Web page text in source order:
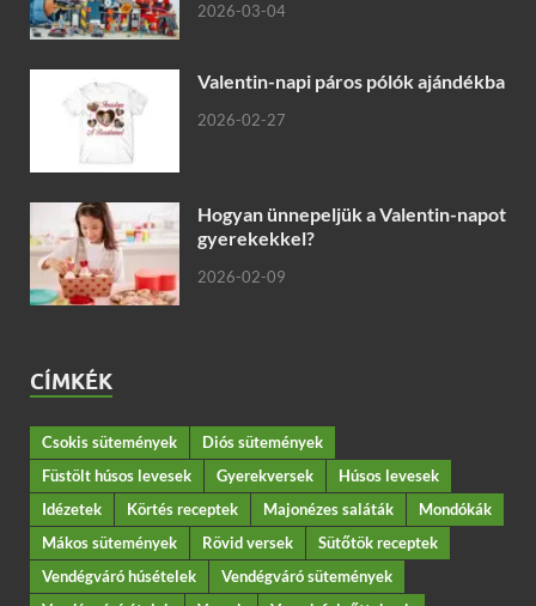
2026-03-04
Valentin-napi páros pólók ajándékba
2026-02-27
Hogyan ünnepeljük a Valentin-napot
gyerekekkel?
2026-02-09
CÍMKÉK
Csokis sütemények
Diós sütemények
Füstölt húsos levesek
Gyerekversek
Húsos levesek
Idézetek
Körtés receptek Majonézes saláták
Mondókák
Mákos sütemények
Rövid versek
Sütőtök receptek
Vendégváró húsételek
Vendégváró sütemények